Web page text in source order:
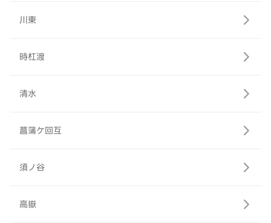
川東
時杠渡
清水
菖蒲ケ回互
須ノ谷
高嶽